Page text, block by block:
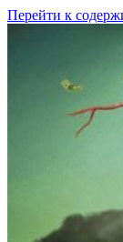
Перейти к